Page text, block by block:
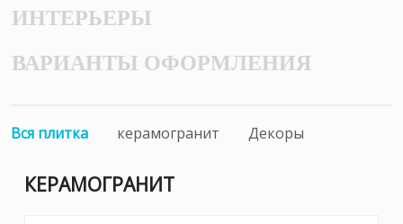
ИНТЕРЬЕРЫ
ВАРИАНТЫ ОФОРМЛЕНИЯ
Вся плитка керамогранит Декоры
КЕРАМОГРАНИТ